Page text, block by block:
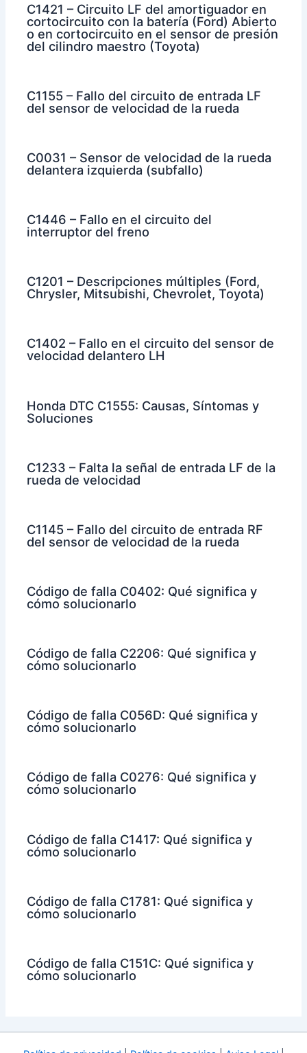
C1421 – Circuito LF del amortiguador en
cortocircuito con la batería (Ford) Abierto
o en cortocircuito en el sensor de presión
del cilindro maestro (Toyota)
C1155 – Fallo del circuito de entrada LF
del sensor de velocidad de la rueda
C0031 – Sensor de velocidad de la rueda
delantera izquierda (subfallo)
C1446 – Fallo en el circuito del
interruptor del freno
C1201 – Descripciones múltiples (Ford,
Chrysler, Mitsubishi, Chevrolet, Toyota)
C1402 – Fallo en el circuito del sensor de
velocidad delantero LH
Honda DTC C1555: Causas, Síntomas y
Soluciones
C1233 – Falta la señal de entrada LF de la
rueda de velocidad
C1145 – Fallo del circuito de entrada RF
del sensor de velocidad de la rueda
Código de falla C0402: Qué significa y
cómo solucionarlo
Código de falla C2206: Qué significa y
cómo solucionarlo
Código de falla C056D: Qué significa y
cómo solucionarlo
Código de falla C0276: Qué significa y
cómo solucionarlo
Código de falla C1417: Qué significa y
cómo solucionarlo
Código de falla C1781: Qué significa y
cómo solucionarlo
Código de falla C151C: Qué significa y
cómo solucionarlo